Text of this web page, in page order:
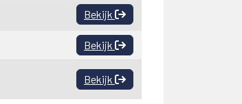
Bekijk
Bekijk
Bekijk